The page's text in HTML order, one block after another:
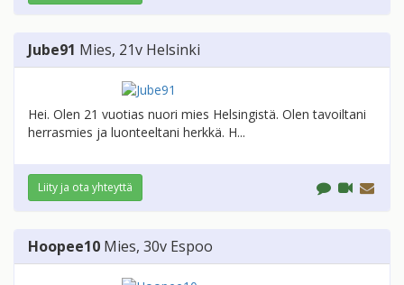
Jube91 Mies, 21v Helsinki
Hei. Olen 21 vuotias nuori mies Helsingistä. Olen tavoiltani
herrasmies ja luonteeltani herkkä. H...
Liity ja ota yhteyttä
Hoopee10 Mies, 30v Espoo